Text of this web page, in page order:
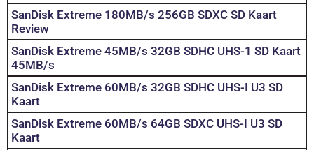
SanDisk Extreme 180MB/s 256GB SDXC SD Kaart
Review
SanDisk Extreme 45MB/s 32GB SDHC UHS-1 SD Kaart
45MB/s
SanDisk Extreme 60MB/s 32GB SDHC UHS-I U3 SD
Kaart
SanDisk Extreme 60MB/s 64GB SDXC UHS-I U3 SD
Kaart